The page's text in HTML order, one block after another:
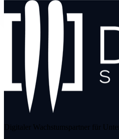
Digitaler Wachstumspartner für